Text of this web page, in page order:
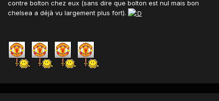
contre bolton chez eux (sans dire que bolton est nul mais bon
chelsea a déjà vu largement plus fort).